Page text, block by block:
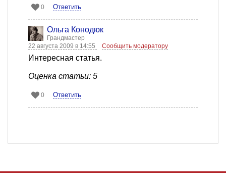
0 Ответить
Ольга Конодюк
Грандмастер
22 августа 2009 в 14:55
Сообщить модератору
Интересная статья.
Оценка статьи: 5
0 Ответить